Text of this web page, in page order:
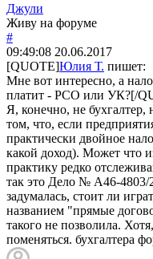
Джули
Живу на форуме
#
09:49:08 20.06.2017
[QUOTE]Юлия Т. пишет:
Мне вот интересно, а
платит - РСО или УК?[/
Я, конечно, не бухгалтер,
том, что, если
практически двойное
какой доход). Может что
практику редко
так это Дело № А46-4803/
задумалась, стоит ли
названием "прямые
такого не позволила.
поменяться. бухгалтера